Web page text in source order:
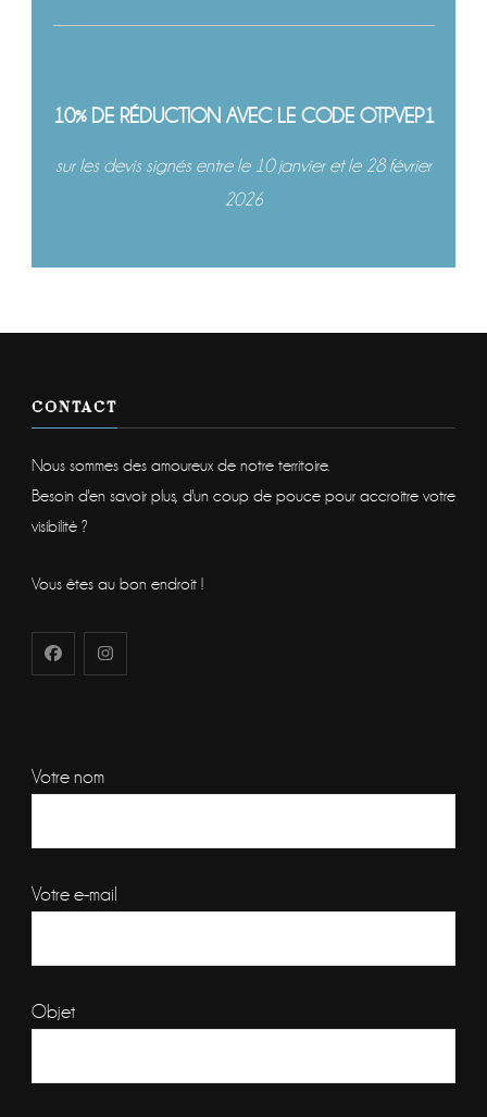
10% DE RÉDUCTION AVEC LE CODE OTPVEP1
sur les devis signés entre le 10 janvier et le 28 février
2026
CONTACT
Nous sommes des amoureux de notre territoire.
Besoin d'en savoir plus, d'un coup de pouce pour accroitre votre
visibilité ?
Vous êtes au bon endroit !
Votre nom
Votre e-mail
Objet